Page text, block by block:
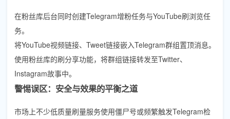
在粉丝库后台同时创建Telegram增粉任务与YouTube刷浏览任
务。
将YouTube视频链接、Tweet链接嵌入Telegram群组置顶消息。
使用粉丝库的刷分享功能，将群组链接转发至Twitter、
Instagram故事中。
警惕误区：安全与效果的平衡之道
市场上不少低质量刷量服务使用僵尸号或频繁触发Telegram检